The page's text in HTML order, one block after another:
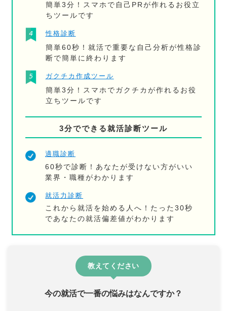
簡単3分！スマホで自己PRが作れるお役立
ちツールです
性格診断
簡単60秒！就活で重要な自己分析が性格診
断で簡単に終わります
ガクチカ作成ツール
簡単3分！スマホでガクチカが作れるお役
立ちツールです
3分でできる就活診断ツール
適職診断
60秒で診断！あなたが受けない方がいい
業界・職種がわかります
就活力診断
これから就活を始める人へ！たった30秒
であなたの就活偏差値がわかります